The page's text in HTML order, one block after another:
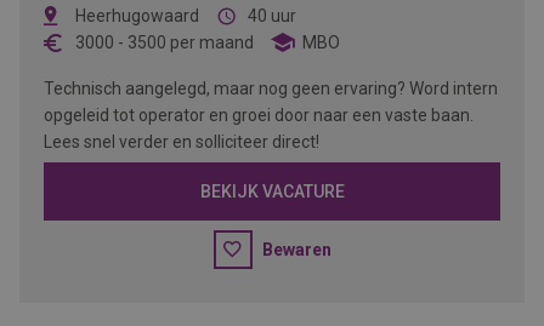
Heerhugowaard
40 uur
3000 - 3500 per maand MBO
Technisch aangelegd, maar nog geen ervaring? Word intern
opgeleid tot operator en groei door naar een vaste baan.
Lees snel verder en solliciteer direct!
BEKIJK VACATURE
Bewaren